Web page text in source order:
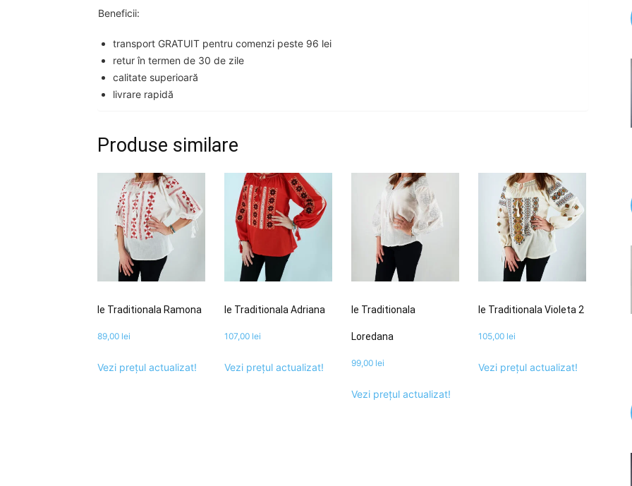
Beneficii:
transport GRATUIT pentru comenzi peste 96 lei
retur în termen de 30 de zile
calitate superioară
livrare rapidă
Produse similare
Ie Traditionala Ramona
89,00 lei
Vezi prețul actualizat!
Ie Traditionala Adriana
107,00 lei
Vezi prețul actualizat!
Ie Traditionala
Loredana
99,00 lei
Vezi prețul actualizat!
Ie Traditionala Violeta 2
105,00 lei
Vezi prețul actualizat!